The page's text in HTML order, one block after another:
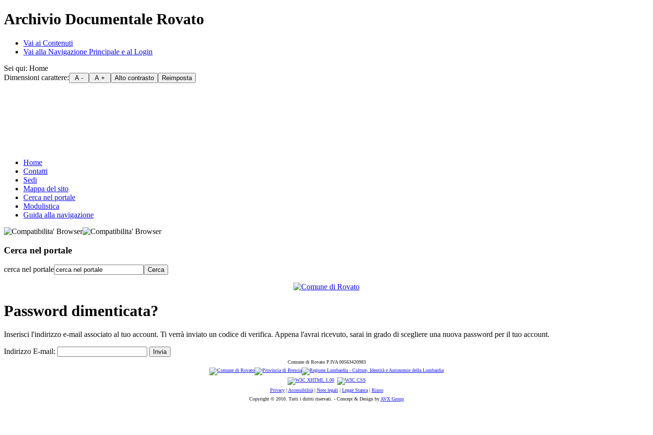
Archivio Documentale Rovato
Vai ai Contenuti
Vai alla Navigazione Principale e al Login
Sei qui: Home
Dimensioni carattere:
Home
Contatti
Sedi
Mappa del sito
Cerca nel portale
Modulistica
Guida alla navigazione
Cerca nel portale
cerca nel portale
Password dimenticata?
Inserisci l'indirizzo e-mail associato al tuo account. Ti verrà inviato un codice di verifica. Appena l'avrai ricevuto, sarai in grado di scegliere una nuova password per il tuo account.
Indirizzo E-mail: Invia
Comune di Rovato P.IVA 00563420983
Privacy| Accessibilità| Note legali | Legge Stanca| Riuso
Copyright © 2010. Tutti i diritti riservati. - Concept & Design by AVX Group